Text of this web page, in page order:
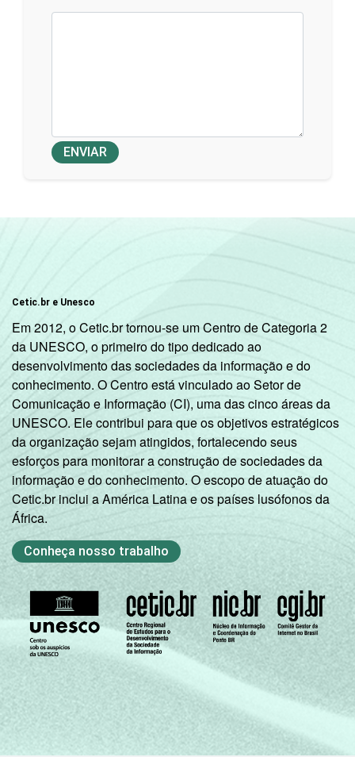
ENVIAR
Cetic.br e Unesco
Em 2012, o Cetic.br tornou-se um Centro de Categoria 2
da UNESCO, o primeiro do tipo dedicado ao
desenvolvimento das sociedades da informação e do
conhecimento. O Centro está vinculado ao Setor de
Comunicação e Informação (CI), uma das cinco áreas da
UNESCO. Ele contribui para que os objetivos estratégicos
da organização sejam atingidos, fortalecendo seus
esforços para monitorar a construção de sociedades da
informação e do conhecimento. O escopo de atuação do
Cetic.br inclui a América Latina e os países lusófonos da
África.
Conheça nosso trabalho